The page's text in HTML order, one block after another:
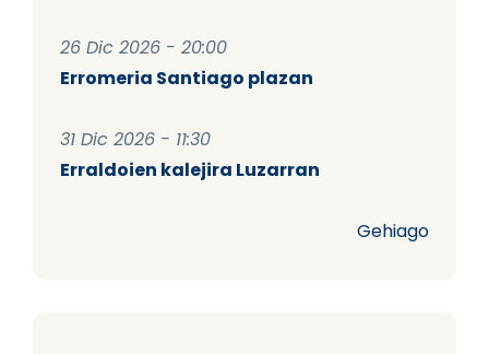
26 Dic 2026 - 20:00
Erromeria Santiago plazan
31 Dic 2026 - 11:30
Erraldoien kalejira Luzarran
Gehiago